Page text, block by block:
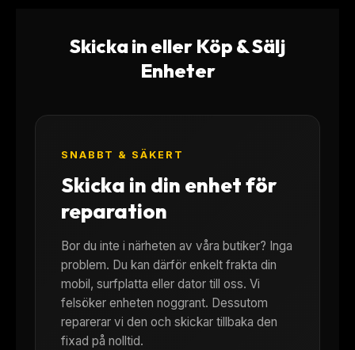
Skicka in eller Köp & Sälj
Enheter
SNABBT & SÄKERT
Skicka in din enhet för
reparation
Bor du inte i närheten av våra butiker? Inga
problem. Du kan därför enkelt frakta din
mobil, surfplatta eller dator till oss. Vi
felsöker enheten noggrant. Dessutom
reparerar vi den och skickar tillbaka den
fixad på nolltid.